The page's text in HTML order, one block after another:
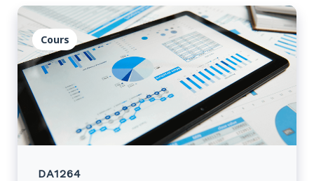
Cours
DA1264